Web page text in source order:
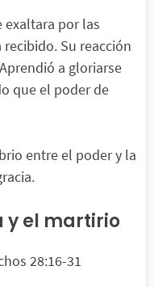
exaltara por las
Su reacción
a gloriarse
que el poder de
entre el poder y la
y el martirio
28:16-31